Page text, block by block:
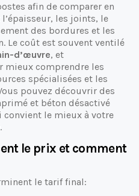
afin de comparer en
les joints, le
des bordures et les
Le coût est souvent ventilé
d’œuvre, et
mieux comprendre les
spécialisées et les
pouvez découvrir des
et béton désactivé
le mieux à votre
.
le prix et comment
le tarif final: